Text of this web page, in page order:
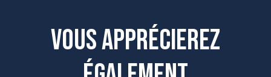
Vous apprécierez